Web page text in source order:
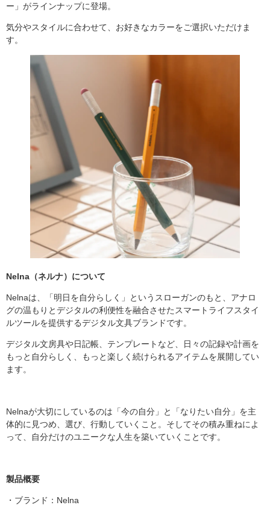
ー」がラインナップに登場。
気分やスタイルに合わせて、お好きなカラーをご選択いただけま
す。
Nelna（ネルナ）について
Nelnaは、「明日を自分らしく」というスローガンのもと、アナロ
グの温もりとデジタルの利便性を融合させたスマートライフスタイ
ルツールを提供するデジタル文具ブランドです。
デジタル文房具や日記帳、テンプレートなど、日々の記録や計画を
もっと自分らしく、もっと楽しく続けられるアイテムを展開してい
ます。
Nelnaが大切にしているのは「今の自分」と「なりたい自分」を主
体的に見つめ、選び、行動していくこと。そしてその積み重ねによ
って、自分だけのユニークな人生を築いていくことです。
製品概要
・ブランド：Nelna